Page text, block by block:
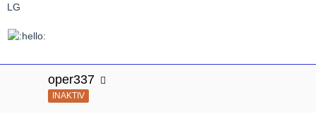
LG
oper337
INAKTIV